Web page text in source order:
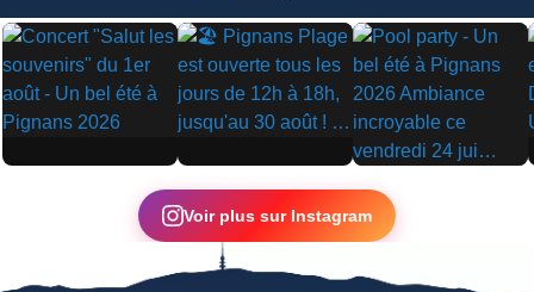
▶ ▶
▶
Voir plus sur Instagram